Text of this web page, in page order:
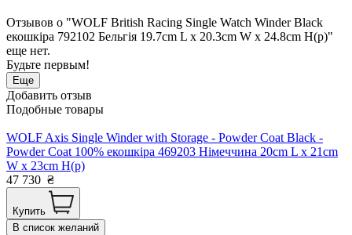
Отзывов о "WOLF British Racing Single Watch Winder Black
екошкіра 792102 Бельгія 19.7cm L x 20.3cm W x 24.8cm H(р)"
еще нет.
Будьте первым!
Еще
Добавить отзыв
Подобные товары
WOLF Axis Single Winder with Storage - Powder Coat Black -
Powder Coat 100% екошкіра 469203 Німеччина 20cm L x 21cm
W x 23cm H(р)
47 730 ₴
Купить
В список желаний